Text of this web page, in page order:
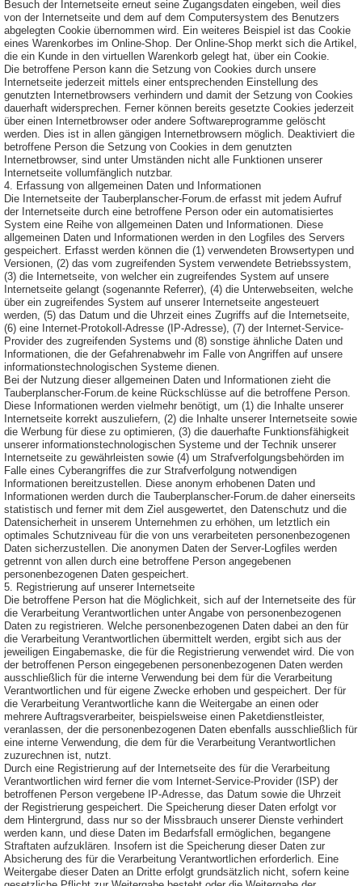
Besuch der Internetseite erneut seine Zugangsdaten eingeben, weil dies
von der Internetseite und dem auf dem Computersystem des Benutzers
abgelegten Cookie übernommen wird. Ein weiteres Beispiel ist das Cookie
eines Warenkorbes im Online-Shop. Der Online-Shop merkt sich die Artikel,
die ein Kunde in den virtuellen Warenkorb gelegt hat, über ein Cookie.
Die betroffene Person kann die Setzung von Cookies durch unsere
Internetseite jederzeit mittels einer entsprechenden Einstellung des
genutzten Internetbrowsers verhindern und damit der Setzung von Cookies
dauerhaft widersprechen. Ferner können bereits gesetzte Cookies jederzeit
über einen Internetbrowser oder andere Softwareprogramme gelöscht
werden. Dies ist in allen gängigen Internetbrowsern möglich. Deaktiviert die
betroffene Person die Setzung von Cookies in dem genutzten
Internetbrowser, sind unter Umständen nicht alle Funktionen unserer
Internetseite vollumfänglich nutzbar.
4. Erfassung von allgemeinen Daten und Informationen
Die Internetseite der Tauberplanscher-Forum.de erfasst mit jedem Aufruf
der Internetseite durch eine betroffene Person oder ein automatisiertes
System eine Reihe von allgemeinen Daten und Informationen. Diese
allgemeinen Daten und Informationen werden in den Logfiles des Servers
gespeichert. Erfasst werden können die (1) verwendeten Browsertypen und
Versionen, (2) das vom zugreifenden System verwendete Betriebssystem,
(3) die Internetseite, von welcher ein zugreifendes System auf unsere
Internetseite gelangt (sogenannte Referrer), (4) die Unterwebseiten, welche
über ein zugreifendes System auf unserer Internetseite angesteuert
werden, (5) das Datum und die Uhrzeit eines Zugriffs auf die Internetseite,
(6) eine Internet-Protokoll-Adresse (IP-Adresse), (7) der Internet-Service-
Provider des zugreifenden Systems und (8) sonstige ähnliche Daten und
Informationen, die der Gefahrenabwehr im Falle von Angriffen auf unsere
informationstechnologischen Systeme dienen.
Bei der Nutzung dieser allgemeinen Daten und Informationen zieht die
Tauberplanscher-Forum.de keine Rückschlüsse auf die betroffene Person.
Diese Informationen werden vielmehr benötigt, um (1) die Inhalte unserer
Internetseite korrekt auszuliefern, (2) die Inhalte unserer Internetseite sowie
die Werbung für diese zu optimieren, (3) die dauerhafte Funktionsfähigkeit
unserer informationstechnologischen Systeme und der Technik unserer
Internetseite zu gewährleisten sowie (4) um Strafverfolgungsbehörden im
Falle eines Cyberangriffes die zur Strafverfolgung notwendigen
Informationen bereitzustellen. Diese anonym erhobenen Daten und
Informationen werden durch die Tauberplanscher-Forum.de daher einerseits
statistisch und ferner mit dem Ziel ausgewertet, den Datenschutz und die
Datensicherheit in unserem Unternehmen zu erhöhen, um letztlich ein
optimales Schutzniveau für die von uns verarbeiteten personenbezogenen
Daten sicherzustellen. Die anonymen Daten der Server-Logfiles werden
getrennt von allen durch eine betroffene Person angegebenen
personenbezogenen Daten gespeichert.
5. Registrierung auf unserer Internetseite
Die betroffene Person hat die Möglichkeit, sich auf der Internetseite des für
die Verarbeitung Verantwortlichen unter Angabe von personenbezogenen
Daten zu registrieren. Welche personenbezogenen Daten dabei an den für
die Verarbeitung Verantwortlichen übermittelt werden, ergibt sich aus der
jeweiligen Eingabemaske, die für die Registrierung verwendet wird. Die von
der betroffenen Person eingegebenen personenbezogenen Daten werden
ausschließlich für die interne Verwendung bei dem für die Verarbeitung
Verantwortlichen und für eigene Zwecke erhoben und gespeichert. Der für
die Verarbeitung Verantwortliche kann die Weitergabe an einen oder
mehrere Auftragsverarbeiter, beispielsweise einen Paketdienstleister,
veranlassen, der die personenbezogenen Daten ebenfalls ausschließlich für
eine interne Verwendung, die dem für die Verarbeitung Verantwortlichen
zuzurechnen ist, nutzt.
Durch eine Registrierung auf der Internetseite des für die Verarbeitung
Verantwortlichen wird ferner die vom Internet-Service-Provider (ISP) der
betroffenen Person vergebene IP-Adresse, das Datum sowie die Uhrzeit
der Registrierung gespeichert. Die Speicherung dieser Daten erfolgt vor
dem Hintergrund, dass nur so der Missbrauch unserer Dienste verhindert
werden kann, und diese Daten im Bedarfsfall ermöglichen, begangene
Straftaten aufzuklären. Insofern ist die Speicherung dieser Daten zur
Absicherung des für die Verarbeitung Verantwortlichen erforderlich. Eine
Weitergabe dieser Daten an Dritte erfolgt grundsätzlich nicht, sofern keine